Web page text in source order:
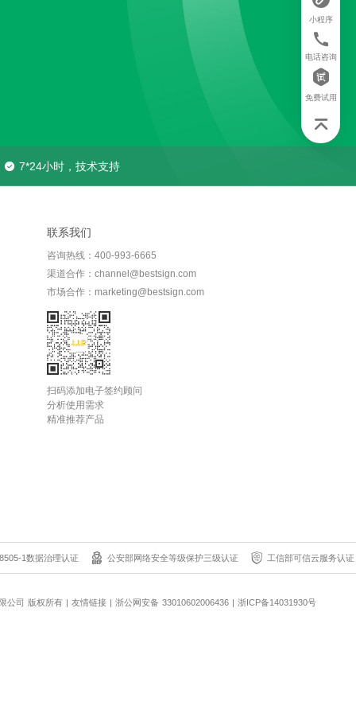
7*24小时，技术支持
联系我们
咨询热线：400-993-6665
渠道合作：channel@bestsign.com
市场合作：marketing@bestsign.com
扫码添加电子签约顾问
分析使用需求
精准推荐产品
1数据治理认证 公安部网络安全等级保护三级认证 工信部可信云服务认证
公司 版权所有 | 友情链接 | 浙公网安备 33010602006436 | 浙ICP备14031930号
小程序
电话咨询
免费试用